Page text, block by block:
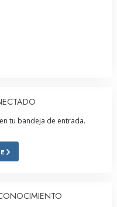
tu bandeja de entrada.